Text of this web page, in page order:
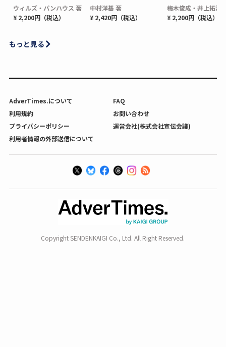
ウィルズ・パンハウス 著
¥ 2,200円（税込）
中村洋基 著
¥ 2,420円（税込）
梅木俊成・井上拓海
¥ 2,200円（税込）
もっと見る
AdverTimes.について
FAQ
利用規約
お問い合わせ
プライバシーポリシー
運営会社(株式会社宣伝会議)
利用者情報の外部送信について
Copyright SENDENKAIGI Co., Ltd. All Right Reserved.